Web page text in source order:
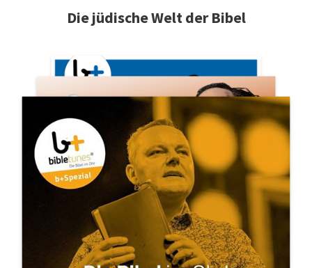
Die jüdische Welt der Bibel